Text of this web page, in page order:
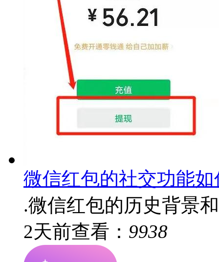
微信红包的社交功能
.微信红包的历史背景
2天前查看： 9938